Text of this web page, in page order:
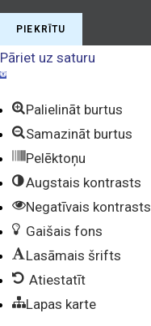
PIEKRĪTU
Pāriet uz saturu
O
n
r
Palielināt burtus
Samazināt burtus
Pelēktoņu
Augstais kontrasts
Negatīvais kontrasts
Gaišais fons
Lasāmais šrifts
Atiestatīt
Lapas karte